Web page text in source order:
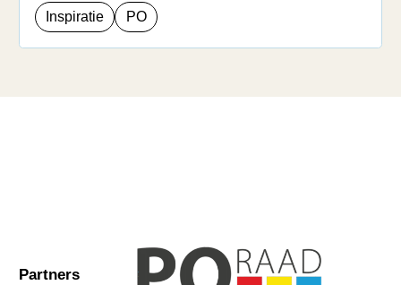
Inspiratie PO
Partners